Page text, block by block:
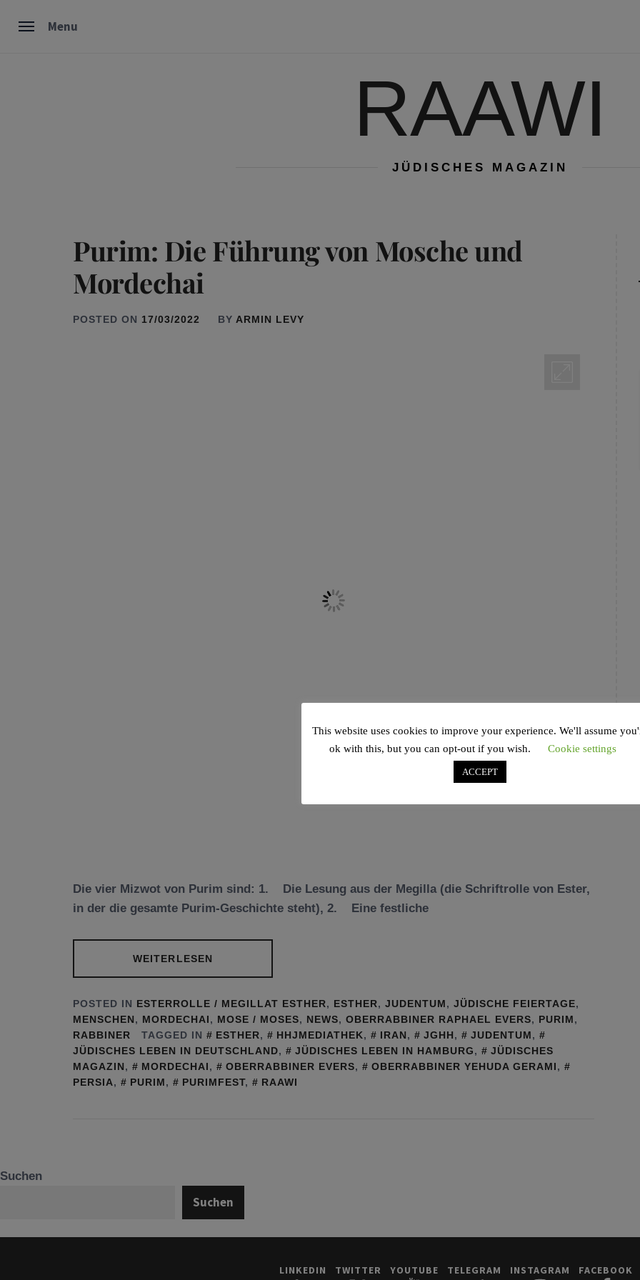
Menu
RAAWI
JÜDISCHES MAGAZIN
Purim: Die Führung von Mosche und
Mordechai
POSTED ON 17/03/2022 BY ARMIN LEVY
Die vier Mizwot von Purim sind: 1. Die Lesung aus der Megilla (die Schriftrolle von Ester,
in der die gesamte Purim-Geschichte steht), 2. Eine festliche
WEITERLESEN
POSTED IN ESTERROLLE / MEGILLAT ESTHER, ESTHER, JUDENTUM, JÜDISCHE FEIERTAGE,
MENSCHEN, MORDECHAI, MOSE / MOSES, NEWS, OBERRABBINER RAPHAEL EVERS, PURIM,
RABBINER
TAGGED IN ESTHER, HHJMEDIATHEK, IRAN, JGHH, JUDENTUM,
JÜDISCHES LEBEN IN DEUTSCHLAND, JÜDISCHES LEBEN IN HAMBURG,
JÜDISCHES
MAGAZIN, MORDECHAI, OBERRABBINER EVERS, OBERRABBINER YEHUDA GERAMI,
PERSIA, PURIM, PURIMFEST, RAAWI
Suchen
Suchen
LINKEDIN TWITTER YOUTUBE TELEGRAM INSTAGRAM FACEBOOK
This website uses cookies to improve your experience. We'll assume
ok with this, but you can opt-out if you wish.
Cookie settings
ACCEPT